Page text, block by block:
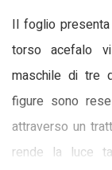
Il foglio
torso acefalo
maschile di tre
figure sono
attraverso un
rende la luce